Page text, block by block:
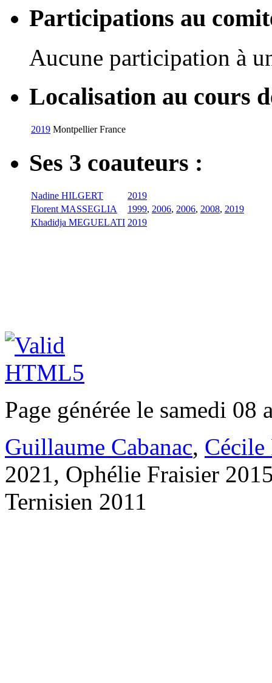
Participations au
Aucune participation à
Localisation au cours
2019 Montpellier France
Ses 3 coauteurs :
Nadine HILGERT
2019
Florent MASSEGLIA
1999, 2006, 2006, 2008, 2019
Khadidja MEGUELATI 2019
Page générée le samedi
Guillaume Cabanac, Cécile
2021, Ophélie Fraisier
Ternisien 2011